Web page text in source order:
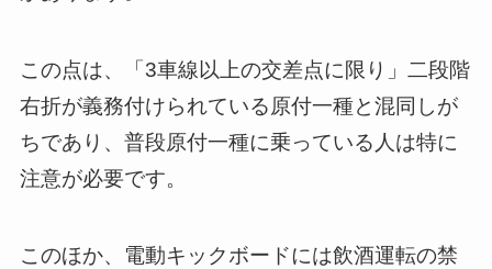
この点は、「3車線以上の交差点に限り」二段階
右折が義務付けられている原付一種と混同しが
ちであり、普段原付一種に乗っている人は特に
注意が必要です。
このほか、電動キックボードには飲酒運転の禁